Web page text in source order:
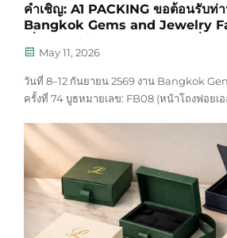
คำเชิญ: A1 PACKING ขอต้อนรับท่
Bangkok Gems and Jewelry
พรีเมียม
May 11, 2026
วันที่ 8–12 กันยายน 2569 งาน Bangkok
ครั้งที่ 74 บูธหมายเลข: FB08 (หน้าโถงฟอยเอ